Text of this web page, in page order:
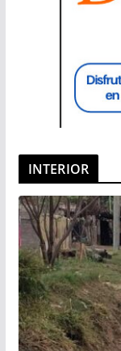
INTERIOR